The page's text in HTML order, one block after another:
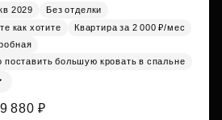
2029
Без отделки
как хотите
Квартира за 2 000 ₽/мес
поставить большую кровать в спальне
880 ₽